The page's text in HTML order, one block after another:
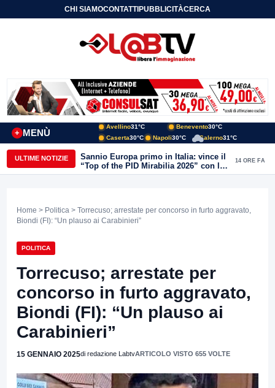
CHI SIAMOCONTATTIPUBBLICITÀCERCA
MENÙ
+
Avellino31°C Benevento30°C
Caserta30°C Napoli30°C Salerno31°C
ULTIME NOTIZIE
Sannio Europa primo in Italia: vince il
“Top of the PID Mirabilia 2026” con la
realtà virtuale nei musei del Sannio
14 ORE FA
Home > Politica > Torrecuso; arrestate per concorso in furto aggravato,
Biondi (FI): “Un plauso ai Carabinieri”
POLITICA
Torrecuso; arrestate per
concorso in furto aggravato,
Biondi (FI): “Un plauso ai
Carabinieri”
15 GENNAIO 2025di redazione LabtvARTICOLO VISTO 655 VOLTE